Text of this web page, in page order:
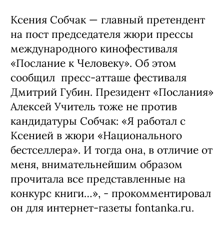
Ксения Собчак — главный претендент
на пост председателя жюри прессы
международного кинофестиваля
«Послание к Человеку». Об этом
сообщил пресс-атташе фестиваля
Дмитрий Губин. Президент «Послания»
Алексей Учитель тоже не против
кандидатуры Собчак: «Я работал с
Ксенией в жюри «Национального
бестселлера». И тогда она, в отличие от
меня, внимательнейшим образом
прочитала все представленные на
конкурс книги…», - прокомментировал
он для интернет-газеты fontanka.ru.